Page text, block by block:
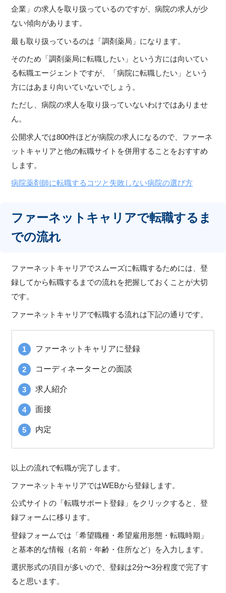
企業」の求人を取り扱っているのですが、病院の求人が少
ない傾向があります。
最も取り扱っているのは「調剤薬局」になります。
そのため「調剤薬局に転職したい」という方には向いてい
る転職エージェントですが、「病院に転職したい」という
方にはあまり向いていないでしょう。
ただし、病院の求人を取り扱っていないわけではありませ
ん。
公開求人では800件ほどが病院の求人になるので、ファーネ
ットキャリアと他の転職サイトを併用することをおすすめ
します。
病院薬剤師に転職するコツと失敗しない病院の選び方
ファーネットキャリアで転職するま
での流れ
ファーネットキャリアでスムーズに転職するためには、登
録してから転職するまでの流れを把握しておくことが大切
です。
ファーネットキャリアで転職する流れは下記の通りです。
ファーネットキャリアに登録
コーディネーターとの面談
求人紹介
面接
内定
以上の流れで転職が完了します。
ファーネットキャリアではWEBから登録します。
公式サイトの「転職サポート登録」をクリックすると、登
録フォームに移ります。
登録フォームでは「希望職種・希望雇用形態・転職時期」
と基本的な情報（名前・年齢・住所など）を入力します。
選択形式の項目が多いので、登録は2分〜3分程度で完了す
ると思います。